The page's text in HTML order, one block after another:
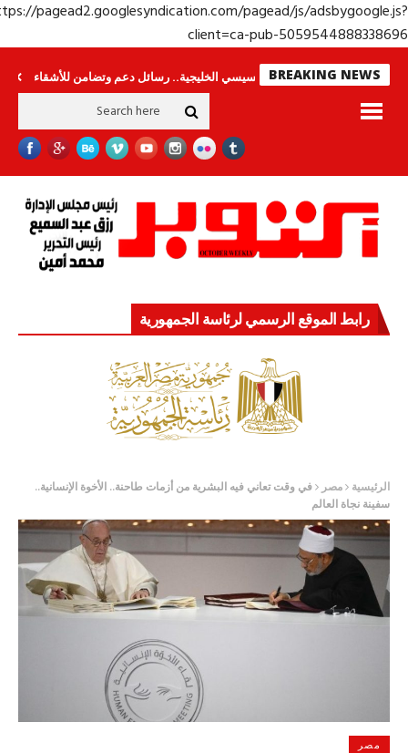
https://pagead2.googlesyndication.com/pagead/js/
client=ca-pub-
BREAKING NEWS
جولة الرئيس السيسي الخليجية.. رسائل دعم وتضامن للأشقاء جهاز مستقبل مصر
رابط الموقع الرسمي لرئاسة الجمهورية
الرئيسية مصر في وقت تعاني فيه البشرية من أزمات طاحنة.. الأخوة الإنسانية..
سفينة نجاة العالم
مصر